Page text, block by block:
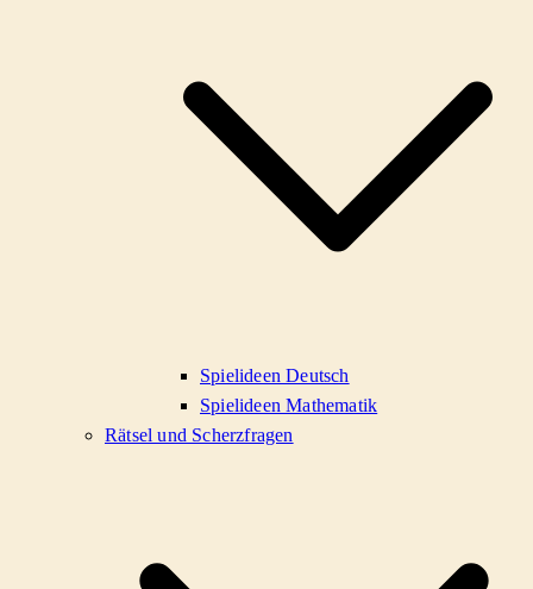
Spielideen Deutsch
Spielideen Mathematik
Rätsel und Scherzfragen